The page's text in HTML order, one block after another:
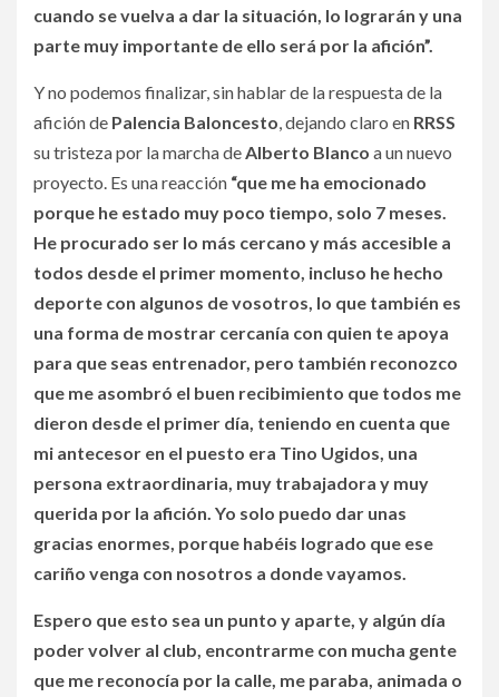
cuando se vuelva a dar la situación, lo lograrán y una
parte muy importante de ello será por la afición”.
Y no podemos finalizar, sin hablar de la respuesta de la
afición de Palencia Baloncesto, dejando claro en RRSS
su tristeza por la marcha deAlberto Blanco a un nuevo
proyecto. Es una reacción “que me ha emocionado
porque he estado muy poco tiempo, solo 7 meses.
He procurado ser lo más cercano y más accesible a
todos desde el primer momento, incluso he hecho
deporte con algunos de vosotros, lo que también es
una forma de mostrar cercanía con quien te apoya
para que seas entrenador, pero también reconozco
que me asombró el buen recibimiento que todos me
dieron desde el primer día, teniendo en cuenta que
mi antecesor en el puesto era Tino Ugidos, una
persona extraordinaria, muy trabajadora y muy
querida por la afición. Yo solo puedo dar unas
gracias enormes, porque habéis logrado que ese
cariño venga con nosotros a donde vayamos.
Espero que esto sea un punto y aparte, y algún día
poder volver al club, encontrarme con mucha gente
que me reconocía por la calle, me paraba, animada o